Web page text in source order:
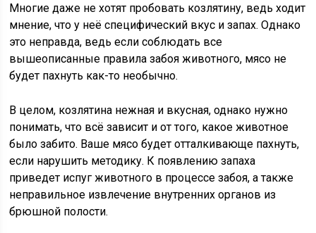
Многие даже не хотят пробовать козлятину, ведь ходит
мнение, что у неё специфический вкус и запах. Однако
это неправда, ведь если соблюдать все
вышеописанные правила забоя животного, мясо не
будет пахнуть как-то необычно.
В целом, козлятина нежная и вкусная, однако нужно
понимать, что всё зависит и от того, какое животное
было забито. Ваше мясо будет отталкивающе пахнуть,
если нарушить методику. К появлению запаха
приведет испуг животного в процессе забоя, а также
неправильное извлечение внутренних органов из
брюшной полости.